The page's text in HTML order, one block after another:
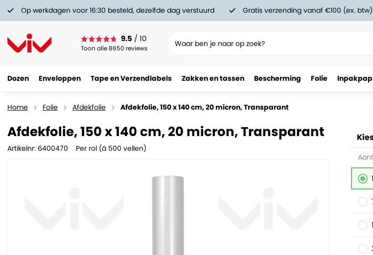
Op werkdagen voor 16:30 besteld, dezelfde dag verstuurd Gratis verzending vanaf €100 (ex.
9.5 / 10
Toon alle 8650 reviews
Dozen Enveloppen Tape en Verzendlabels Zakken en tassen Bescherming Folie
Home Folie Afdekfolie Afdekfolie, 150 x 140 cm, 20 micron, Transparant
Afdekfolie, 150 x 140 cm, 20 micron, Transparant
Artikelnr: 6400470 Per rol (á 500 vellen)